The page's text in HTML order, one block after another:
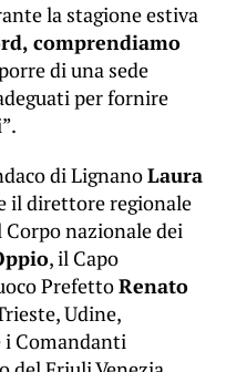
la stagione estiva
comprendiamo
di una sede
per fornire
di LignanoLaura
il direttore regionale
Corpo nazionale dei
, il Capo
PrefettoRenato
Udine,
i Comandanti